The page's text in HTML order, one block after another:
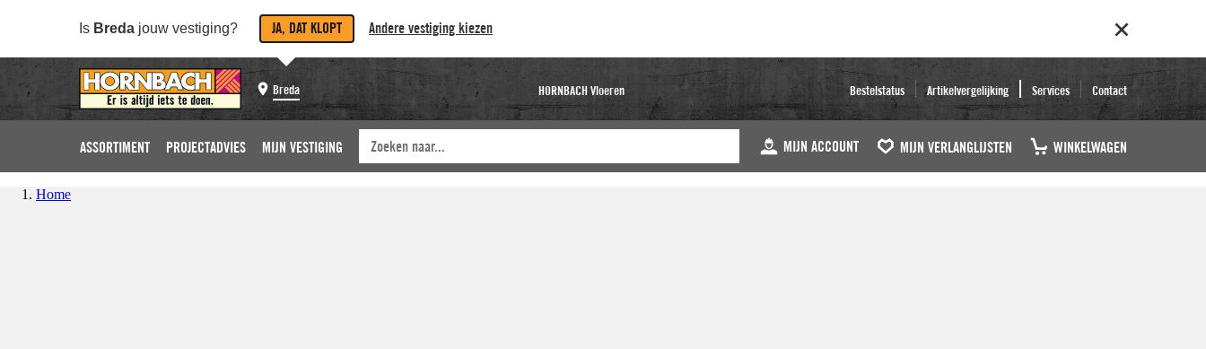
Is Breda jouw vestiging? JA, DAT KLOPT Andere vestiging kiezen
Breda HORNBACH Vloeren Bestelstatus Artikelvergelijking Services Contact
ASSORTIMENT PROJECTADVIES MIJN VESTIGING MIJN ACCOUNT MIJN VERLANGLIJSTEN WINKELWAGEN
Home